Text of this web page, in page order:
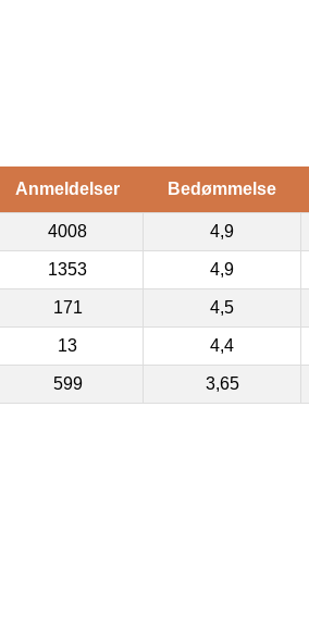
Anmeldelser Bedømmelse
4008 4,9
1353 4,9
171 4,5
13 4,4
599 3,65